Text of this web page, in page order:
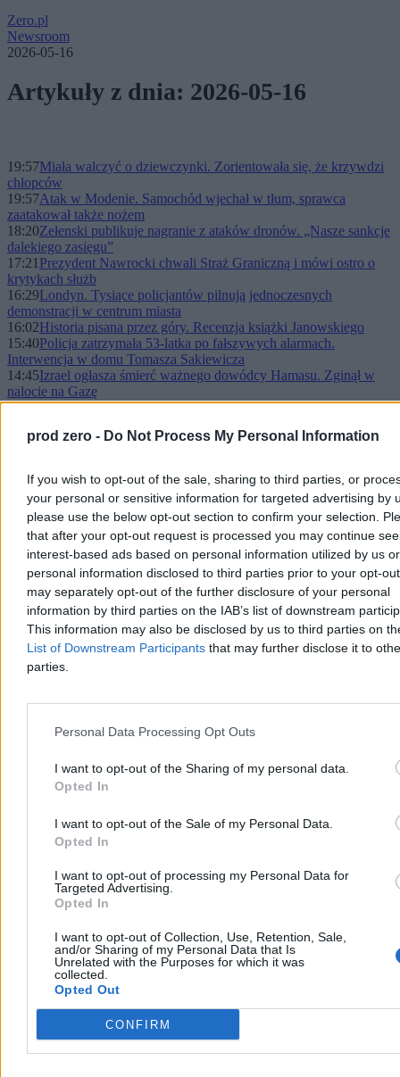
prod zero - Do Not Process My Personal Information
If you wish to opt-out of the sale, sharing to third parties, or
your personal or sensitive information for targeted advertising by
please use the below opt-out section to confirm your selection.
that after your opt-out request is processed you may continue
interest-based ads based on personal information utilized by us or
personal information disclosed to third parties prior to your opt-
may separately opt-out of the further disclosure of your personal
information by third parties on the IAB’s list of downstream
This information may also be disclosed by us to third parties on
List of Downstream Participants that may further disclose it to
parties.
Personal Data Processing Opt Outs
I want to opt-out of the Sharing of my personal data.
Opted In
I want to opt-out of the Sale of my Personal Data.
Opted In
I want to opt-out of processing my Personal Data for
Targeted Advertising.
Opted In
I want to opt-out of Collection, Use, Retention, Sale,
and/or Sharing of my Personal Data that Is
Unrelated with the Purposes for which it was
collected.
Opted Out
CONFIRM
Zero.pl
Newsroom
2026-05-16
Artykuły z dnia: 2026-05-16
19:57Miała walczyć o dziewczynki. Zorientowała się, że krzywdzi
chłopców
19:57Atak w Modenie. Samochód wjechał w tłum, sprawca
zaatakował także nożem
18:20Zełenski publikuje nagranie z ataków dronów. „Nasze sankcje
dalekiego zasięgu”
17:21 Prezydent Nawrocki chwali Straż Graniczną i mówi ostro o
krytykach służb
16:29Londyn. Tysiące policjantów pilnują jednoczesnych
demonstracji w centrum miasta
16:02Historia pisana przez góry. Recenzja książki Janowskiego
15:40Policja zatrzymała 53-latka po fałszywych alarmach.
Interwencja w domu Tomasza Sakiewicza
14:45Izrael ogłasza śmierć ważnego dowódcy Hamasu. Zginął w
nalocie na Gazę
14:23Robert Lewandowski odchodzi z Barcelony. Koniec wielkiej
13:37Nerwowa noc w Gorzowie. Policja użyła gazu wobec
13:00
Alarmujący raport UOKiK. Niebezpieczna chemia w biżuterii,
pościeli i obrusach
12:22Amerykańskie wojska w Polsce. Prezydent naradzał się z
ministrem obrony
11:51Zdobyła szczyt, przełamała bariery. Historia pewnej Japonki
11:10Amerykańska decyzja i chaos w polskiej armii? „W MON
dowiedzieli się z mediów”
10:10
Akcja służb w domu Sakiewicza. Ostry komentarz Krzysztofa
Stanowskiego
09:17Burze i ulewy nad Polską. Dramat w Tatrach po uderzeniu
pioruna
08:51Rząd przekonuje, że pokonał problem nielegalnej imigracji.
Eksperci są sceptyczni
na świecie
ujawnione dokumenty
Prorosyjska propaganda i „diamenty” za nienawiść. Mroczna
strona polskiego TikToka
Redakcja
Newsletter
Newsroom
Tematy
Opinie
Technologia